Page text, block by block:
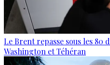
Le Brent repasse sous les 80
Washington et Téhéran